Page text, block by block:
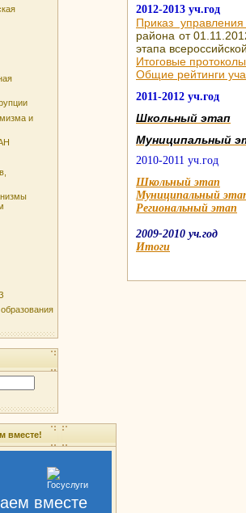
и
вместе!
вместе
2012-2013 уч.год
Приказ
района от
этапа
Итоговые
Общие рейтинги
2011-2012 уч.год
Школьный этап
Муниципальный
2010-2011 уч.год
Школьный этап
Муниципальный
Региональный этап
2009-2010 уч.год
Итоги